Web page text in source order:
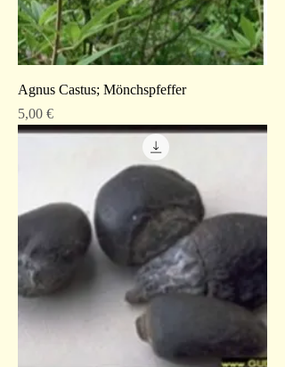
Agnus Castus; Mönchspfeffer
Preis
5,00 €